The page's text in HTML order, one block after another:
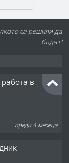
са решили да
бъдат!
в
преди 4 месеца